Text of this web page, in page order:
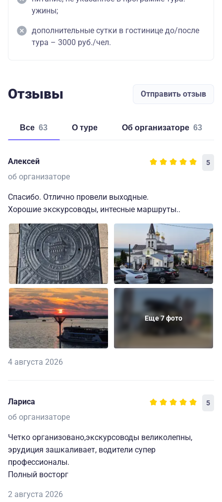
ужины;
дополнительные сутки в гостинице до/после
тура – 3000 руб./чел.
Отзывы Отправить отзыв
Все 63 о туре об организаторе 63
Алексей 5
об организаторе
Спасибо. Отлично провели выходные.
Хорошие экскурсоводы, интесные маршруты..
Еще 7 фото
4 августа 2026
Лариса 5
об организаторе
Четко организовано,экскурсоводы великолепны,
эрудиция зашкаливает, водители супер
профессионалы.
Полный восторг
2 августа 2026